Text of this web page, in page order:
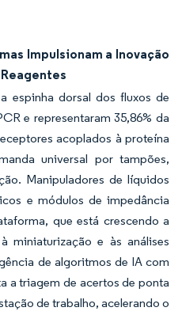
Impulsionam a Inovação
espinha dorsal dos fluxos de
e representaram 35,86% da
acoplados à proteína
universal por tampões,
Manipuladores de líquidos
e módulos de impedância
que está crescendo a
miniaturização e às análises
de algoritmos de IA com
a triagem de acertos de ponta
de trabalho, acelerando o